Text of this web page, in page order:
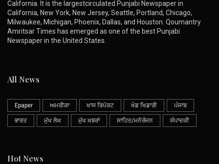
California. It is the largestcirculated Punjabi Newspaper in
California, New York, New Jersey, Seattle, Portland, Chicago,
Milwaukee, Michigan, Phoenix, Dallas, and Houston. Qoumantry
Amritsar Times has emerged as one of the best Punjabi
Newspaper in the United States.
All News
Epaper ਅਮਰੀਕਾ ਖਾਸ ਰਿਪੋਰਟ ਖੇਡ ਖਿਡਾਰੀ ਪੰਜਾਬ
ਭਾਰਤ ਮੁੱਖ ਲੇਖ ਮੁੱਖ ਖ਼ਬਰਾਂ ਸਾਹਿਤ/ਮਨੋਰੰਜਨ ਸੰਪਾਦਕੀ
Hot News